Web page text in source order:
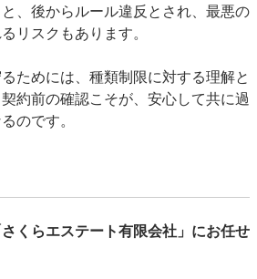
、後からルール違反とされ、最悪の
リスクもあります。
ためには、種類制限に対する理解と
約前の確認こそが、安心して共に過
のです。
くらエステート有限会社」にお任せ